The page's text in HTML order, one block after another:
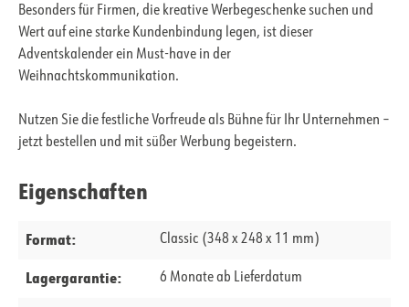
Besonders für Firmen, die kreative Werbegeschenke suchen und
Wert auf eine starke Kundenbindung legen, ist dieser
Adventskalender ein Must-have in der
Weihnachtskommunikation.
Nutzen Sie die festliche Vorfreude als Bühne für Ihr Unternehmen –
jetzt bestellen und mit süßer Werbung begeistern.
Eigenschaften
Format: Classic (348 x 248 x 11 mm)
Lagergarantie: 6 Monate ab Lieferdatum